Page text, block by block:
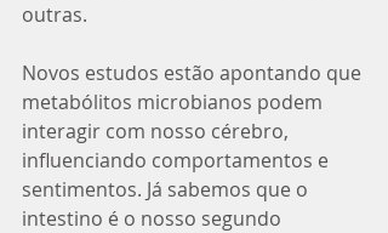
outras.
Novos estudos estão apontando que
metabólitos microbianos podem
interagir com nosso cérebro,
influenciando comportamentos e
sentimentos. Já sabemos que o
intestino é o nosso segundo